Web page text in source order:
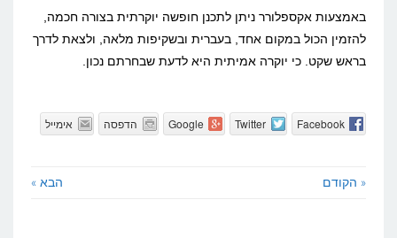
באמצעות אקספלורר ניתן לתכנן חופשה יוקרתית בצורה חכמה,
להזמין הכול במקום אחד, בעברית ובשקיפות מלאה, ולצאת לדרך
בראש שקט. כי יוקרה אמיתית היא לדעת שבחרתם נכון.
Facebook
Twitter
Google הדפסה אימייל
« הקודם הבא »